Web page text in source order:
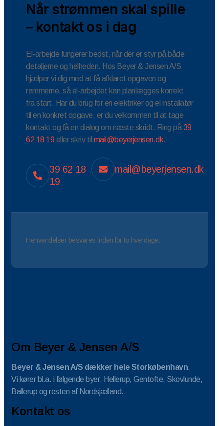
Når strømmen skal spille
– kontakt os i dag
El-arbejde fungerer bedst, når der er styr på både
detaljerne og helheden. Hos Beyer & Jensen A/S
hjælper vi dig med at få afklaret opgaven og
rammerne, så el-arbejdet kan planlægges korrekt
fra start. Har du brug for en elektriker og el installatør
til en konkret opgave, er du velkommen til at tage
kontakt og få en dialog om næste skridt. Ring på 39
62 18 19eller skriv til mail@beyerjensen.dk.
39 62 18
19
mail@beyerjensen.dk
Henvendelser besvares inden for to hverdage.
Om Beyer & Jensen A/S
Beyer & Jensen A/S dækker hele Storkøbenhavn.
Vi kører bl.a. i følgende byer: Hellerup, Gentofte, Skovlunde,
Ballerup og resten af Nordsjælland.
Kontakt os